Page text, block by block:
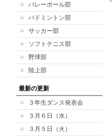
バレーボール部
バドミントン部
サッカー部
ソフトテニス部
野球部
陸上部
最新の更新
３年生ダンス発表会
３月６日（水）
３月５日（火）